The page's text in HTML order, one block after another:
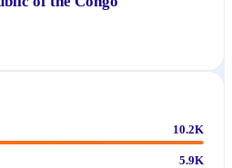
10.2K
5.9K